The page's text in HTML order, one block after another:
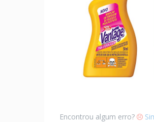
Encontrou algum erro?